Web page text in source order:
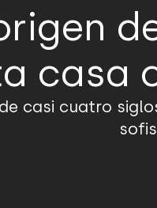
casa
casi cuatro